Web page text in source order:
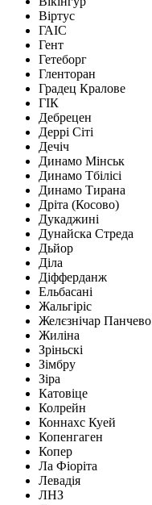
Віртус
ГАІС
Гент
Гетеборг
Гленторан
Градец Кралове
ГІК
Дебрецен
Деррі Сіті
Дечіч
Динамо Мінськ
Динамо Тбілісі
Динамо Тирана
Дріта (Косово)
Дукаджині
Дунайска Стреда
Дьйор
Діла
Діфферданж
Ельбасані
Жальгіріс
Желєзнічар Панчево
Жиліна
Зріньскі
Зімбру
Зіра
Катовіце
Колрейн
Коннахс Куей
Копенгаген
Копер
Ла Фіоріта
Левадія
ЛНЗ